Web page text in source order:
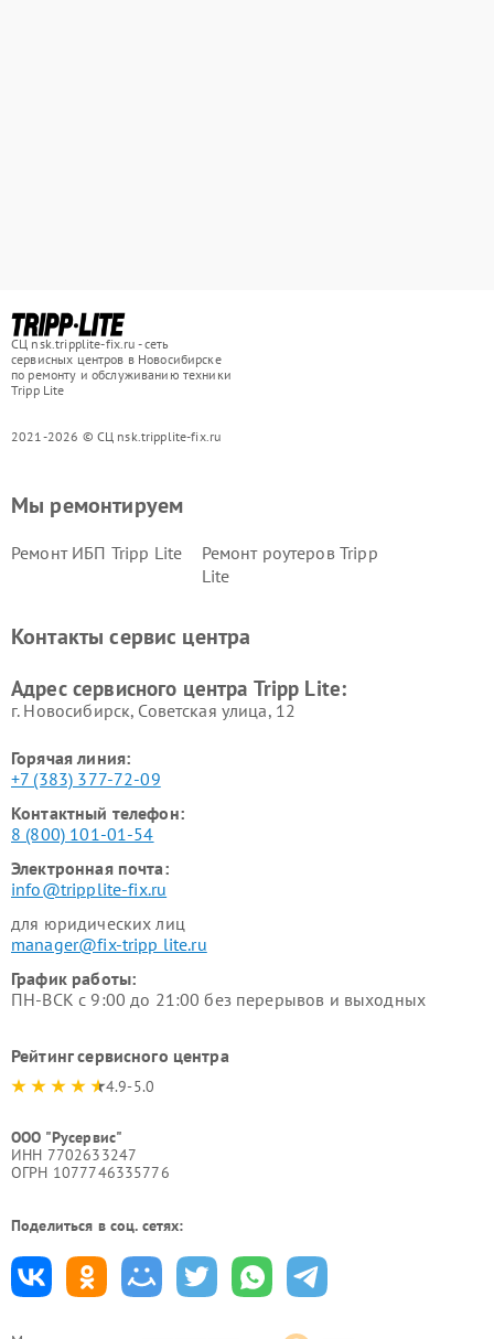
СЦ nsk.tripplite-fix.ru - сеть
сервисных центров в Новосибирске
по ремонту и обслуживанию техники
Tripp Lite
2021-2026 © СЦ nsk.tripplite-fix.ru
Мы ремонтируем
Ремонт ИБП Tripp Lite
Ремонт роутеров Tripp
Lite
Контакты сервис центра
Адрес сервисного центра Tripp Lite:
г. Новосибирск, Советская улица, 12
Горячая линия:
+7 (383) 377-72-09
Контактный телефон:
8 (800) 101-01-54
Электронная почта:
info@tripplite-fix.ru
для юридических лиц
manager@fix-tripp lite.ru
График работы:
ПН-ВСК с 9:00 до 21:00 без перерывов и выходных
Рейтинг сервисного центра
4.9-5.0
ООО "Русервис"
ИНН 7702633247
ОГРН 1077746335776
Поделиться в соц. сетях: